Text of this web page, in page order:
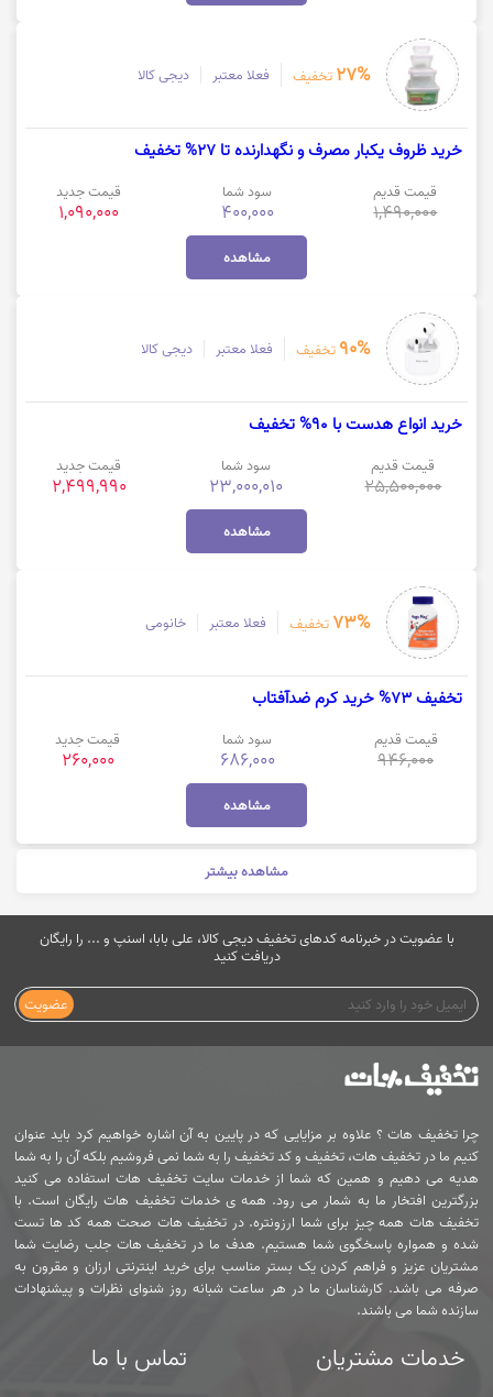
27% تخفیف فعلا معتبر دیجی کالا
خرید ظروف یکبار مصرف و نگهدارنده تا 27% تخفیف
قیمت قدیم
1,490,000
سود شما
400,000
قیمت جدید
1,090,000
مشاهده
90% تخفیف فعلا معتبر دیجی کالا
خرید انواع هدست با 90% تخفیف
قیمت قدیم
25,500,000
سود شما
23,000,010
قیمت جدید
2,499,990
مشاهده
73% تخفیف فعلا معتبر خانومی
تخفیف 73% خرید کرم ضدآفتاب
قیمت قدیم
946,000
سود شما
686,000
قیمت جدید
260,000
مشاهده
مشاهده بیشتر
با عضویت در خبرنامه کدهای تخفیف دیجی کالا، علی بابا، اسنپ و ... را رایگان
دریافت کنید
عضویت
چرا تخفیف هات ؟ علاوه بر مزایایی که در پایین به آن اشاره خواهیم کرد باید عنوان
کنیم ما در تخفیف هات، تخفیف و کد تخفیف را به شما نمی فروشیم بلکه آن را به شما
هدیه می دهیم و همین که شما از خدمات سایت تخفیف هات استفاده می کنید
بزرگترین افتخار ما به شمار می رود. همه ی خدمات تخفیف هات رایگان است. با
تخفیف هات همه چیز برای شما ارزونتره. در تخفیف هات صحت همه کد ها تست
شده و همواره پاسخگوی شما هستیم. هدف ما در تخفیف هات جلب رضایت شما
مشتریان عزیز و فراهم کردن یک بستر مناسب برای خرید اینترنتی ارزان و مقرون به
صرفه می باشد. کارشناسان ما در هر ساعت شبانه روز شنوای نظرات و پیشنهادات
سازنده شما می باشند.
خدمات مشتریان تماس با ما